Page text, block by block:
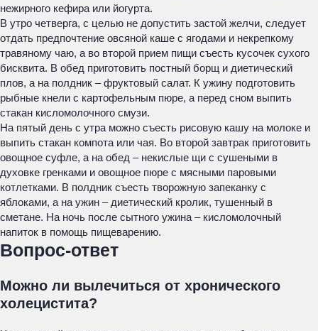
нежирного кефира или йогурта.
В утро четверга, с целью не допустить застой желчи, следует
отдать предпочтение овсяной каше с ягодами и некрепкому
травяному чаю, а во второй прием пищи съесть кусочек сухого
бисквита. В обед приготовить постный борщ и диетический
плов, а на полдник – фруктовый салат. К ужину подготовить
рыбные кнели с картофельным пюре, а перед сном выпить
стакан кисломолочного смузи.
На пятый день с утра можно съесть рисовую кашу на молоке и
выпить стакан компота или чая. Во второй завтрак приготовить
овощное суфле, а на обед – некислые щи с сушеными в
духовке гренками и овощное пюре с мясными паровыми
котлетками. В полдник съесть творожную запеканку с
яблоками, а на ужин – диетический кролик, тушенный в
сметане. На ночь после сытного ужина – кисломолочный
напиток в помощь пищеварению.
Вопрос-ответ
Можно ли вылечиться от хронического
холецистита?